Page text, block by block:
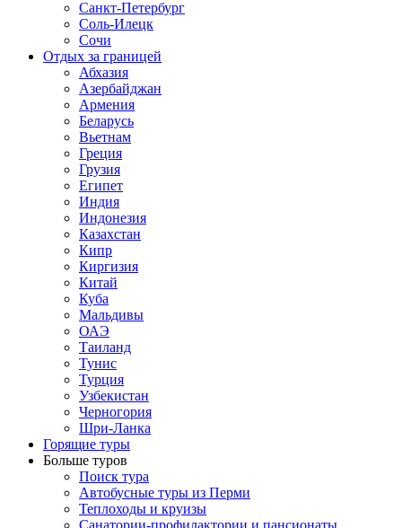
Санкт-Петербург
Соль-Илецк
Сочи
Отдых за границей
Абхазия
Азербайджан
Армения
Беларусь
Вьетнам
Греция
Грузия
Египет
Индия
Индонезия
Казахстан
Кипр
Киргизия
Китай
Куба
Мальдивы
ОАЭ
Таиланд
Тунис
Турция
Узбекистан
Черногория
Шри-Ланка
Горящие туры
Больше туров
Поиск тура
Автобусные туры из Перми
Теплоходы и круизы
Санатории-профилактории и пансионаты